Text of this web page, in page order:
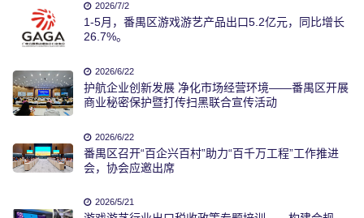
2026/7/2
1-5月，番禺区游戏游艺产品出口5.2亿元，同比增长
26.7%。
2026/6/22
护航企业创新发展 净化市场经营环境——番禺区开展
商业秘密保护暨打传扫黑联合宣传活动
2026/6/22
番禺区召开“百企兴百村”助力“百千万工程”工作推进
会，协会应邀出席
2026/5/21